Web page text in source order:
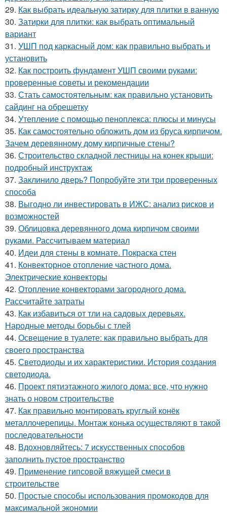
29. Как выбрать идеальную затирку для плитки в ванную
30. Затирки для плитки: как выбрать оптимальный
вариант
31. УШП под каркасный дом: как правильно выбрать и
установить
32. Как построить фундамент УШП своими руками:
проверенные советы и рекомендации
33. Стать самостоятельным: как правильно установить
сайдинг на обрешетку
34. Утепление с помощью пеноплекса: плюсы и минусы
35. Как самостоятельно обложить дом из бруса кирпичом.
Зачем деревянному дому кирпичные стены?
36. Строительство складной лестницы на конек крыши:
подробный инструктаж
37. Заклинило дверь? Попробуйте эти три проверенных
способа
38. Выгодно ли инвестировать в ИЖС: анализ рисков и
возможностей
39. Облицовка деревянного дома кирпичом своими
руками. Рассчитываем материал
40. Идеи для стены в комнате. Покраска стен
41. Конвекторное отопление частного дома.
Электрические конвекторы
42. Отопление конвекторами загородного дома.
Рассчитайте затраты
43. Как избавиться от тли на садовых деревьях.
Народные методы борьбы с тлей
44. Освещение в туалете: как правильно выбрать для
своего пространства
45. Светодиоды и их характеристики. История создания
светодиода.
46. Проект пятиэтажного жилого дома: все, что нужно
знать о новом строительстве
47. Как правильно монтировать круглый конёк
металлочерепицы. Монтаж конька осуществляют в такой
последовательности
48. Вдохновляйтесь: 7 искусственных способов
заполнить пустое пространство
49. Применение гипсовой вяжущей смеси в
строительстве
50. Простые способы использования промокодов для
максимальной экономии